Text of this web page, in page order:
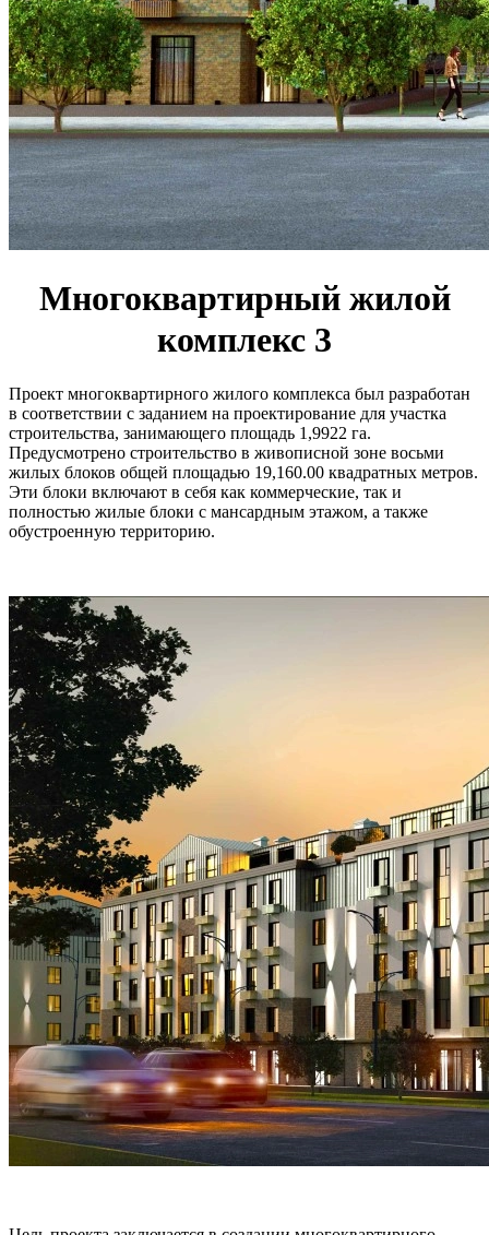
Многоквартирный жилой
комплекс 3
Проект многоквартирного жилого комплекса был разработан
в соответствии с заданием на проектирование для участка
строительства, занимающего площадь 1,9922 га.
Предусмотрено строительство в живописной зоне восьми
жилых блоков общей площадью 19,160.00 квадратных метров.
Эти блоки включают в себя как коммерческие, так и
полностью жилые блоки с мансардным этажом, а также
обустроенную территорию.